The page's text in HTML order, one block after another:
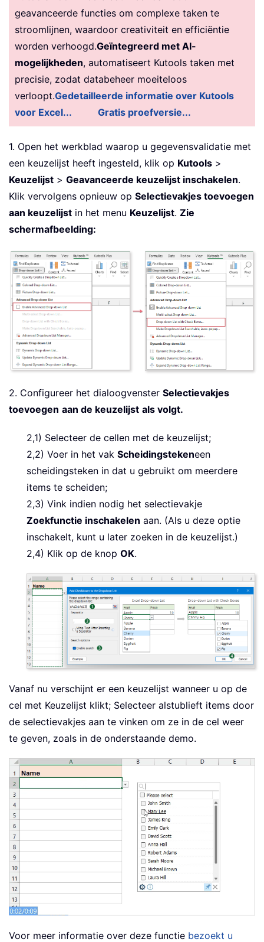
geavanceerde functies om complexe taken te
stroomlijnen, waardoor creativiteit en efficiëntie
worden verhoogd.Geïntegreerd met AI-
mogelijkheden, automatiseert Kutools taken met
precisie, zodat databeheer moeiteloos
verloopt.Gedetailleerde informatie over Kutools
voor Excel...
Gratis proefversie...
1. Open het werkblad waarop u gegevensvalidatie met
een keuzelijst heeft ingesteld, klik op Kutools >
Keuzelijst > Geavanceerde keuzelijst inschakelen.
Klik vervolgens opnieuw op Selectievakjes toevoegen
aan keuzelijst in het menu Keuzelijst. Zie
schermafbeelding:
2. Configureer het dialoogvenster Selectievakjes
toevoegen aan de keuzelijst als volgt.
2,1) Selecteer de cellen met de keuzelijst;
2,2) Voer in het vak Scheidingstekeneen
scheidingsteken in dat u gebruikt om meerdere
items te scheiden;
2,3) Vink indien nodig het selectievakje
Zoekfunctie inschakelen aan. (Als u deze optie
inschakelt, kunt u later zoeken in de keuzelijst.)
2,4) Klik op de knop OK.
Vanaf nu verschijnt er een keuzelijst wanneer u op de
cel met Keuzelijst klikt; Selecteer alstublieft items door
de selectievakjes aan te vinken om ze in de cel weer
te geven, zoals in de onderstaande demo.
Voor meer informatie over deze functie bezoekt u